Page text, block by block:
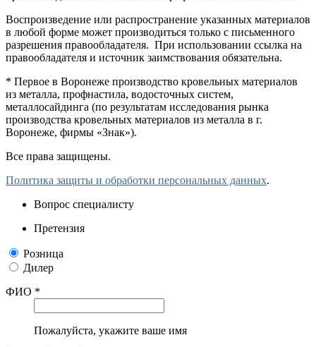
Воспроизведение или распространение указанных материалов
в любой форме может производиться только с письменного
разрешения правообладателя. При использовании ссылка на
правообладателя и источник заимствования обязательна.
* Первое в Воронеже производство кровельных материалов
из металла, профнастила, водосточных систем,
металлосайдинга (по результатам исследования рынка
производства кровельных материалов из металла в г.
Воронеже, фирмы «Знак»).
Все права защищены.
Политика защиты и обработки персональных данных.
Вопрос специалисту
Претензия
Розница
Дилер
ФИО *
Пожалуйста, укажите ваше имя